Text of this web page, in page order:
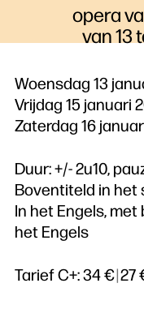
opera
van 13
Woensdag 13
Vrijdag 15 januari
Zaterdag 16
Duur: +/- 2u10,
Boventiteld in het
In het Engels,
het Engels
Tarief C+:34 €|27